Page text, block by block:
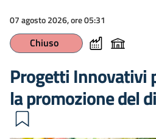
07 agosto 2026, ore 05:31
Chiuso
Progetti Innovativi
la promozione del